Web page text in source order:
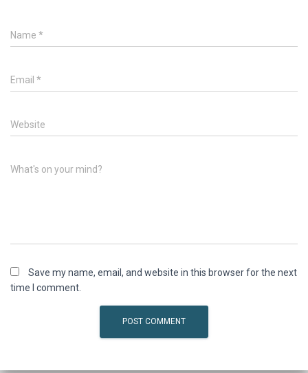
Name *
Email *
Website
What's on your mind?
Save my name, email, and website in this browser for the next
time I comment.